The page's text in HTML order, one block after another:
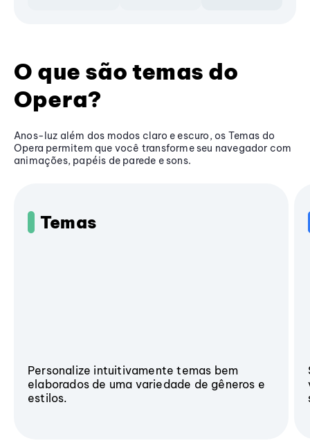
O que são temas do
Opera?
Anos-luz além dos modos claro e escuro, os Temas do
Opera permitem que você transforme seu navegador com
animações, papéis de parede e sons.
Temas
Personalize intuitivamente temas bem
elaborados de uma variedade de gêneros e
estilos.